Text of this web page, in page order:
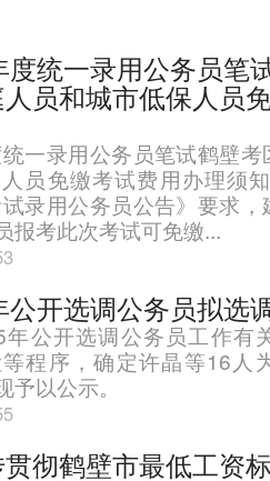
度统一录用公务员笔
员和城市低保人员
一录用公务员笔试鹤壁
人员免缴考试费用办理
录用公务员公告》要求
报考此次考试可免缴...
公开选调公务员拟选
公开选调公务员工作有
程序，确定许晶等16人
予以公示。
彻鹤壁市最低工资